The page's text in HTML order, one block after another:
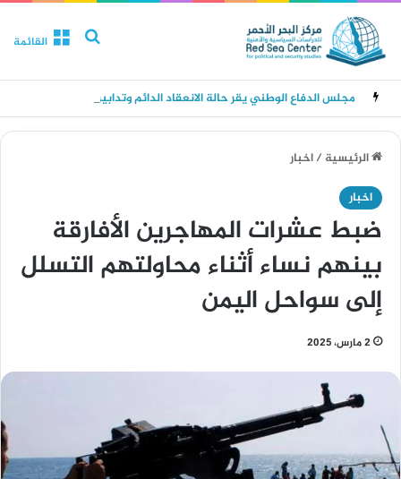
القائمةبحث عن
الرئيسية/اخبار
اخبار
ضبط عشرات المهاجرين الأفارقة
بينهم نساء أثناء محاولتهم التسلل
إلى سواحل اليمن
2 مارس، 2025